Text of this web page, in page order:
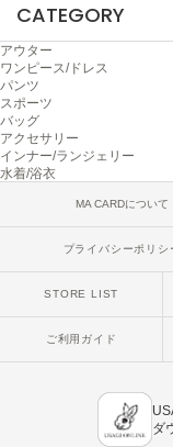
プーマ
Reebok
リーボック
サロモン
sanrio house
SESAME STREET
CATEGORY
アウター
ワンピース/ドレス
パンツ
スポーツ
バッグ
アクセサリー
インナー/ランジェリー
水着/浴衣
MA CARDについて
プライバシーポリシ
STORE LIST
ご利用ガイド
ダ